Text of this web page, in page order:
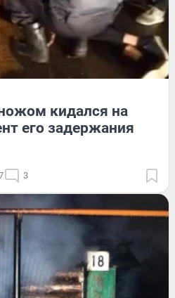
кидался на
его задержания
3